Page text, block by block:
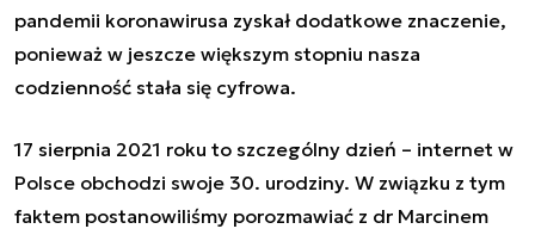
pandemii koronawirusa zyskał dodatkowe znaczenie,
ponieważ w jeszcze większym stopniu nasza
codzienność stała się cyfrowa.
17 sierpnia 2021 roku to szczególny dzień – internet w
Polsce obchodzi swoje 30. urodziny. W związku z tym
faktem postanowiliśmy porozmawiać z dr Marcinem